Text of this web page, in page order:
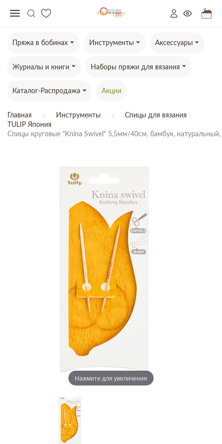
Пряжа в бобинах Инструменты Аксессуары
Журналы и книги Наборы пряжи для вязания
Каталог-Распродажа Акции
Главная Инструменты
Спицы для вязания
TULIP Япония
Спицы круговые "Knina Swivel" 5,5мм/40см, бамбук, натуральный,
Нажмите для увеличения